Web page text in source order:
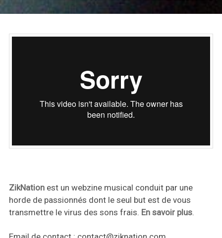
ZikNationest un webzine musical conduit par une
horde de passionnés dont le seul but est de vous
transmettre le virus des sons frais. En savoir plus.